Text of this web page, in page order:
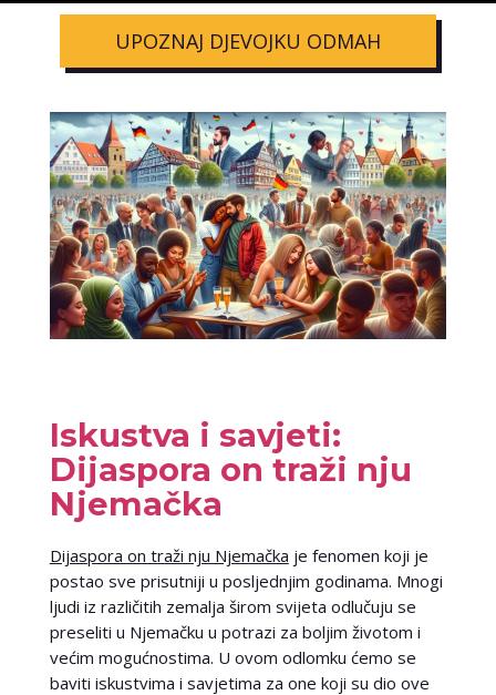
UPOZNAJ DJEVOJKU ODMAH
Iskustva i savjeti:
Dijaspora on traži nju
Njemačka
Dijaspora on traži nju Njemačka je fenomen koji je
postao sve prisutniji u posljednjim godinama. Mnogi
ljudi iz različitih zemalja širom svijeta odlučuju se
preseliti u Njemačku u potrazi za boljim životom i
većim mogućnostima. U ovom odlomku ćemo se
baviti iskustvima i savjetima za one koji su dio ove